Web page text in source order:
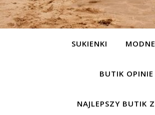
SUKIENKI
BUTIK
NAJLEPSZY BUTIK